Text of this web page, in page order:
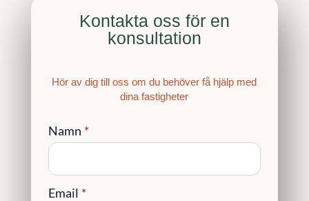
Kontakta oss för en
konsultation
Hör av dig till oss om du behöver få hjälp med
dina fastigheter
Namn *
Email *